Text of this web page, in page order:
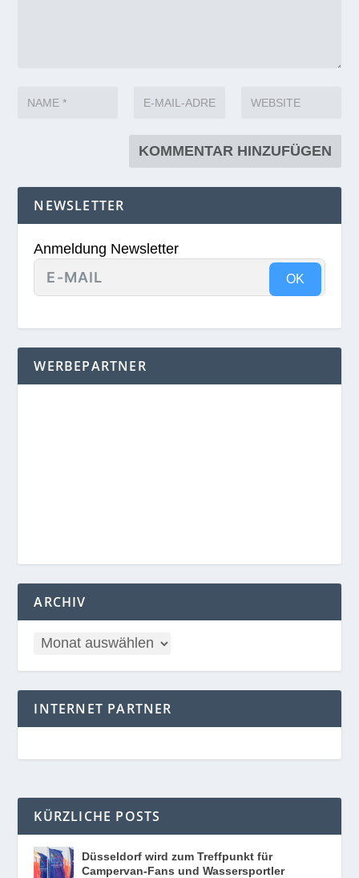
NEWSLETTER
Anmeldung Newsletter
OK
WERBEPARTNER
ARCHIV
INTERNET PARTNER
KÜRZLICHE POSTS
Düsseldorf wird zum Treffpunkt für
Campervan-Fans und Wassersportler